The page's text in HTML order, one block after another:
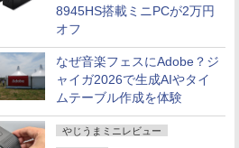
8945HS搭載ミニPCが2万円
オフ
なぜ音楽フェスにAdobe？ジ
ャイガ2026で生成AIやタイ
ムテーブル作成を体験
やじうまミニレビュー